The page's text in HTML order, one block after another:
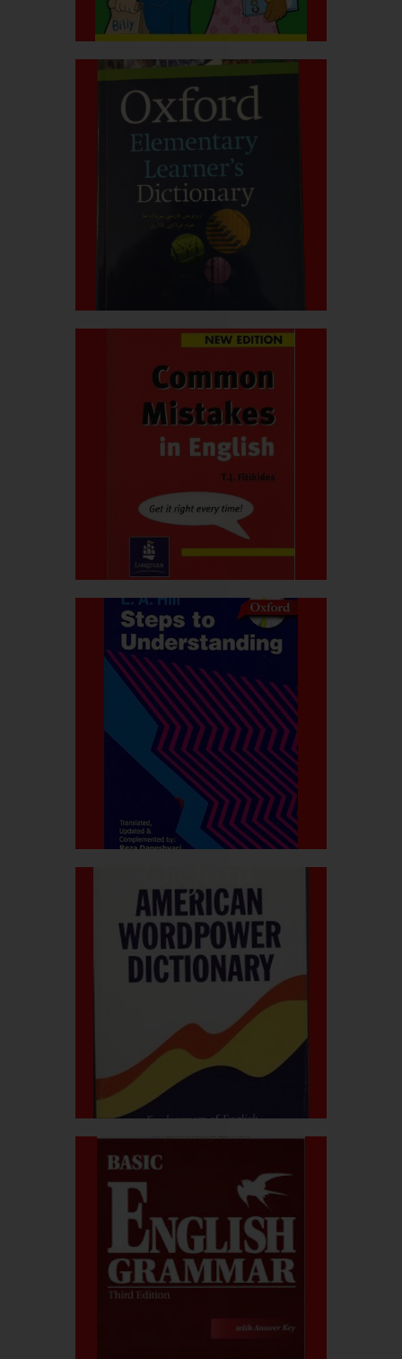
oxford elementary
dictionary
قیمت کتاب:۹۰۰.۰۰۰ربال
بیشتر بدانید
Common mistakes
قیمت کتاب:۴۰۰.۰۰۰ربال
بیشتر بدانید
Steps to
understanding
قیمت کتاب:۵۵۰.۰۰۰ربال
بیشتر بدانید
American word power
dictionary
قیمت کتاب:۱.۱۰۰.۰۰۰ربال
بیشتر بدانید
Basic English
grammer
قیمت کتاب:۱.۲۷۰.۰۰۰ربال
بیشتر بدانید